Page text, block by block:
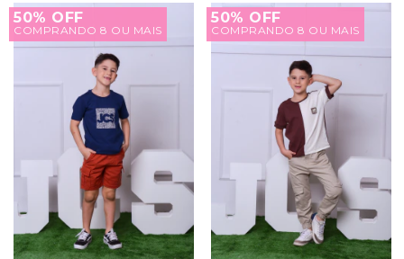
50% OFF
COMPRANDO 8 OU MAIS
50% OFF
COMPRANDO 8 OU MAIS